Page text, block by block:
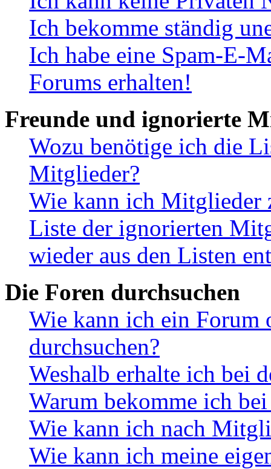
Ich bekomme ständig
Ich habe eine Spam-E-
Forums erhalten!
Freunde und ignorierte
Wozu benötige ich die
Mitglieder?
Wie kann ich Mitglieder
Liste der ignorierten
wieder aus den Listen
Die Foren durchsuchen
Wie kann ich ein Forum
durchsuchen?
Weshalb erhalte ich bei
Warum bekomme ich
Wie kann ich nach
Wie kann ich meine